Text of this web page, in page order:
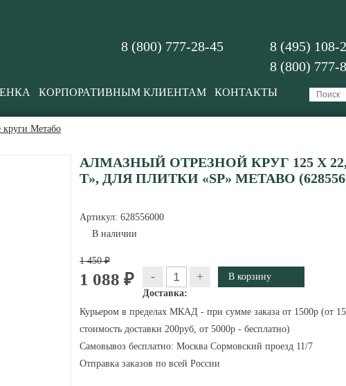
8 (495) 108-
8 (800) 777-
8 (800) 777-28-45
КОРПОРАТИВНЫМ КЛИЕНТАМ КОНТАКТЫ
Метабо
АЛМАЗНЫЙ ОТРЕЗНОЙ КРУГ 125 X
T», ДЛЯ ПЛИТКИ «SP» METABO
Артикул: 628556000
В наличии
1 450 ₽
1 088 ₽ - +
Доставка:
Курьером в пределах МКАД - при сумме заказа от 1500р (от
стоимость доставки 200руб, от 5000р - бесплатно)
Самовывоз бесплатно: Москва Сормовский проезд 11/7
Отправка заказов по всей России